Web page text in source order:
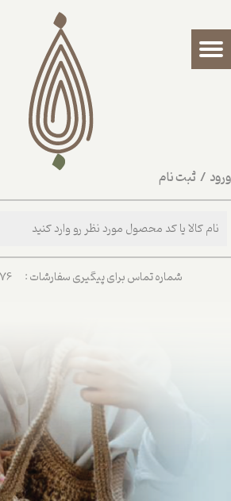
/ ثبت نام
حساب کاربری من
تغییر گذر واژه
شماره تماس برای پیگیری سفارشات : 09357675776